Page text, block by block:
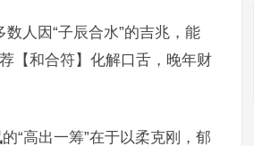
人因“子辰合水”的吉兆，能
【和合符】化解口舌，晚年财
的“高出一筹”在于以柔克刚，郁